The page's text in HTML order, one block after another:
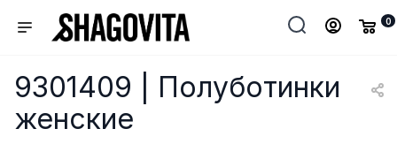
0
9301409 | Полуботинки
женские